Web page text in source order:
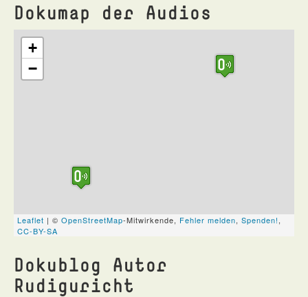
Dokumap der Audios
Dokublog Autor
Rudiguricht